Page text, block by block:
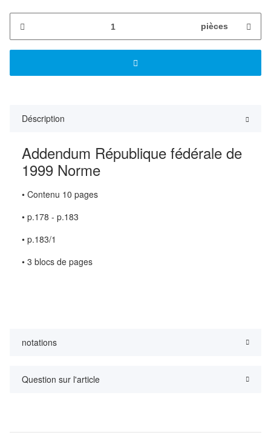
pièces
Déscription
Addendum République fédérale de
1999 Norme
• Contenu 10 pages
• p.178 - p.183
• p.183/1
• 3 blocs de pages
notations
Question sur l'article